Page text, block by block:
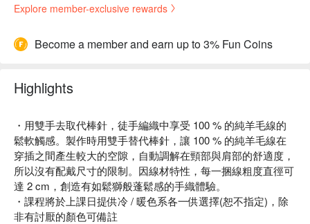
Explore member-exclusive rewards
Become a member and earn up to 3% Fun Coins
Highlights
・用雙手去取代棒針，徒手編織中享受 100 % 的純羊毛線的
鬆軟觸感。製作時用雙手替代棒針，讓 100 % 的純羊毛線在
穿插之間產生較大的空隙，自動調解在頸部與肩部的舒適度，
所以沒有配戴尺寸的限制。因線材特性，每一捆線粗度直徑可
達 2 cm，創造有如鬆獅般蓬鬆感的手織體驗。
・課程將於上課日提供冷 / 暖色系各一供選擇(恕不指定)，除
非有討厭的顏色可備註